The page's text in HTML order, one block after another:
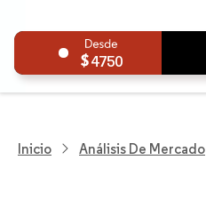
4750
Inicio Análisis De Mercado